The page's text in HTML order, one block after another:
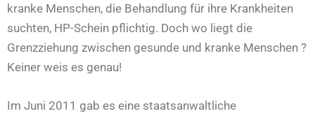
kranke Menschen, die Behandlung für ihre Krankheiten
suchten, HP-Schein pflichtig. Doch wo liegt die
Grenzziehung zwischen gesunde und kranke Menschen ?
Keiner weis es genau!
Im Juni 2011 gab es eine staatsanwaltliche